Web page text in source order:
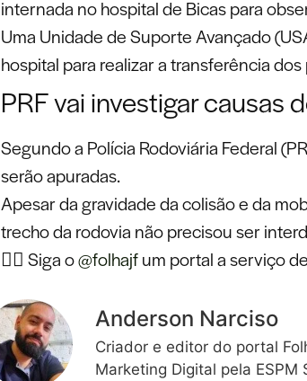
internada no hospital de Bicas para
Uma Unidade de Suporte Avançado
hospital para realizar a transferência
PRF vai investigar causas
Segundo a Polícia Rodoviária Federal
serão apuradas.
Apesar da gravidade da colisão e da
trecho da rodovia não precisou ser
👉🏾 Siga o@folhajfum portal a serviço
Anderson Narciso
Criador e editor do portal
Marketing Digital pela ESPM